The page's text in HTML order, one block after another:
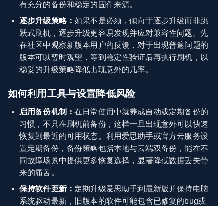
有充分的备份和稳定的固件来源。
逐步升级策略：如果不是必须，倾向于逐步升级而非跳
跃式刷机，逐步升级更容易发现并应对兼容性问题。先
在社区中观察新版本用户的反馈，对于出现普遍问题的
版本可以暂时观望，等到稳定性验证后再执行刷机，以
稳妥的升级策略降低出现意外的几率。
如何利用工具与设置降低风险
启用备份机制：在日常使用中就养成自动或定期备份的
习惯，不只在刷机前备份，这样一旦出现意外可以快速
恢复到最近的可用状态。利用爱思助手或官方云服务设
置定期备份，备份策略包括本地与云端双备份，能在不
同故障场景中提供更多恢复选择，显著降低数据丢失带
来的痛苦。
保持软件更新： 定期升级爱思助手到最新版并保持电脑
系统驱动最新，旧版本的软件可能包含已修复的bug或